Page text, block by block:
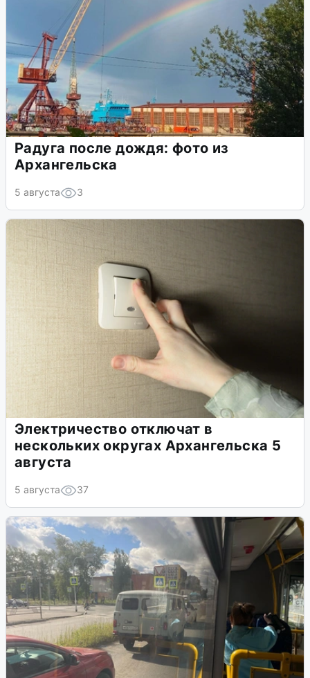
Радуга после дождя: фото из
Архангельска
5 августа 3
Электричество отключат в
нескольких округах Архангельска 5
августа
5 августа 37